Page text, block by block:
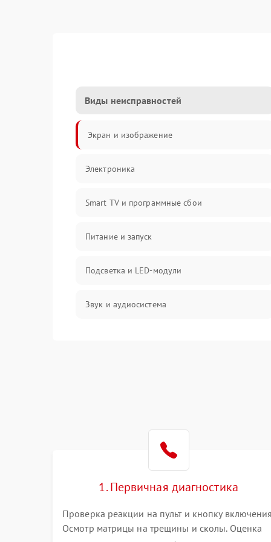
Виды неисправностей
Экран и изображение
Электроника
Smart TV и программные сбои
Питание и запуск
Подсветка и LED-модули
Звук и аудиосистема
Программное обеспечение
Корпус и механика
1. Первичная диагностика
Проверка реакции на пульт и кнопку
Осмотр матрицы на трещины и сколы. Оценка